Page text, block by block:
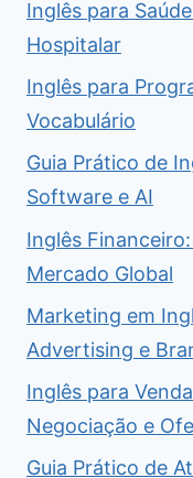
Inglês para
Hospitalar
Inglês para
Vocabulário
Guia Prático de
Software e AI
Inglês
Mercado Global
Marketing em
Advertising e
Inglês para
Negociação e
Guia Prático de